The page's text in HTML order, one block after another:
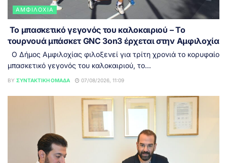
ΑΜΦΙΛΟΧΊΑ
Το μπασκετικό γεγονός του καλοκαιριού – Το
τουρνουά μπάσκετ GNC 3on3 έρχεται στην Αμφιλοχία
Ο Δήμος Αμφιλοχίας φιλοξενεί για τρίτη χρονιά το κορυφαίο
μπασκετικό γεγονός του καλοκαιριού, το...
BY ΣΥΝΤΑΚΤΙΚΉ ΟΜΆΔΑ 07/08/2026, 11:09